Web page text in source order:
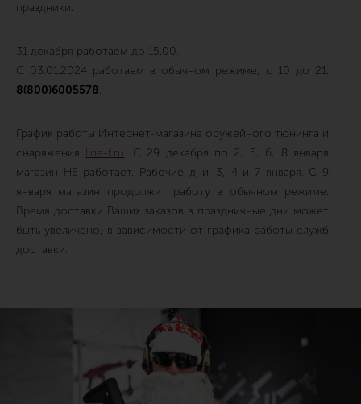
праздники.
31 декабря работаем до 15.00.
С 03.01.2024 работаем в обычном режиме, с 10 до 21.
8(800)6005578.
График работы Интернет-магазина оружейного тюнинга и
снаряжения line-f.ru. C 29 декабря по 2, 5, 6, 8 января
магазин НЕ работает. Рабочие дни: 3, 4 и 7 января. С 9
января магазин продолжит работу в обычном режиме.
Время доставки Ваших заказов в праздничные дни может
быть увеличено, в зависимости от графика работы служб
доставки.